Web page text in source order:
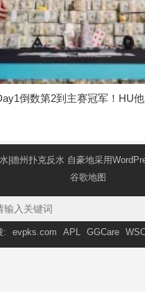
倒数第2到主赛冠军！HU
|德州扑克反水 自豪地采用
谷歌地图
: evpks.com APL GGCare